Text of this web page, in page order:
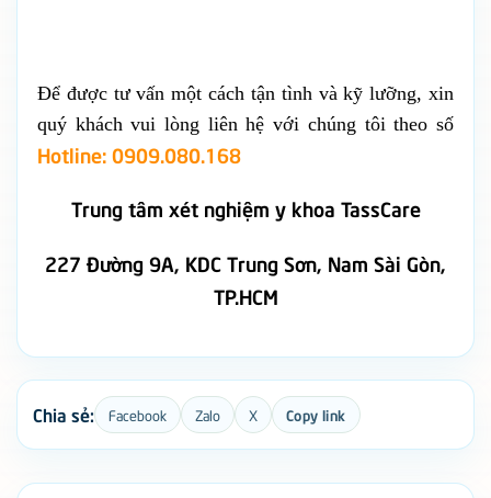
Để được tư vấn một cách tận tình và kỹ lưỡng, xin
quý khách vui lòng liên hệ với chúng tôi theo số
Hotline: 0909.080.168
Trung tâm xét nghiệm y khoa TassCare
227 Đường 9A, KDC Trung Sơn, Nam Sài Gòn,
TP.HCM
Chia sẻ: Facebook Zalo X Copy link